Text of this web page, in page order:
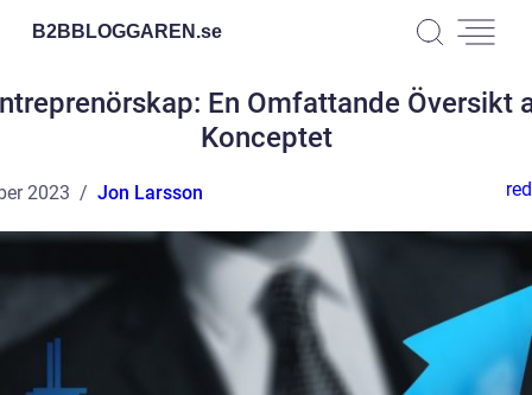
B2BBLOGGAREN.se
En Omfattande Översikt
Konceptet
2023 Jon Larsson